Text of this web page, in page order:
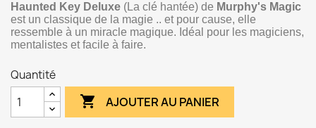
Haunted Key Deluxe (La clé hantée) de Murphy's Magic
est un classique de la magie .. et pour cause, elle
ressemble à un miracle magique. Idéal pour les magiciens,
mentalistes et facile à faire.
Quantité
 AJOUTER AU PANIER